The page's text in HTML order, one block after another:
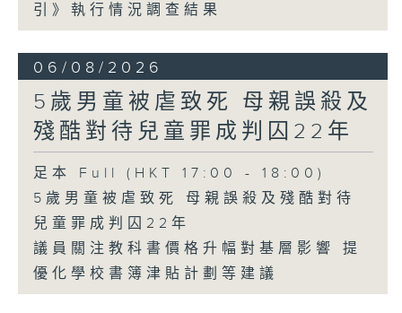
引》執行情況調查結果
06/08/2026
5歲男童被虐致死 母親誤殺及
殘酷對待兒童罪成判囚22年
足本 Full (HKT 17:00 - 18:00)
5歲男童被虐致死 母親誤殺及殘酷對待
兒童罪成判囚22年
議員關注教科書價格升幅對基層影響 提
優化學校書簿津貼計劃等建議